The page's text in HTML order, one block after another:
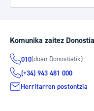
Komunika zaitez
010(doan Donostiatik)
(+34) 943 481 000
Herritarren postontzia